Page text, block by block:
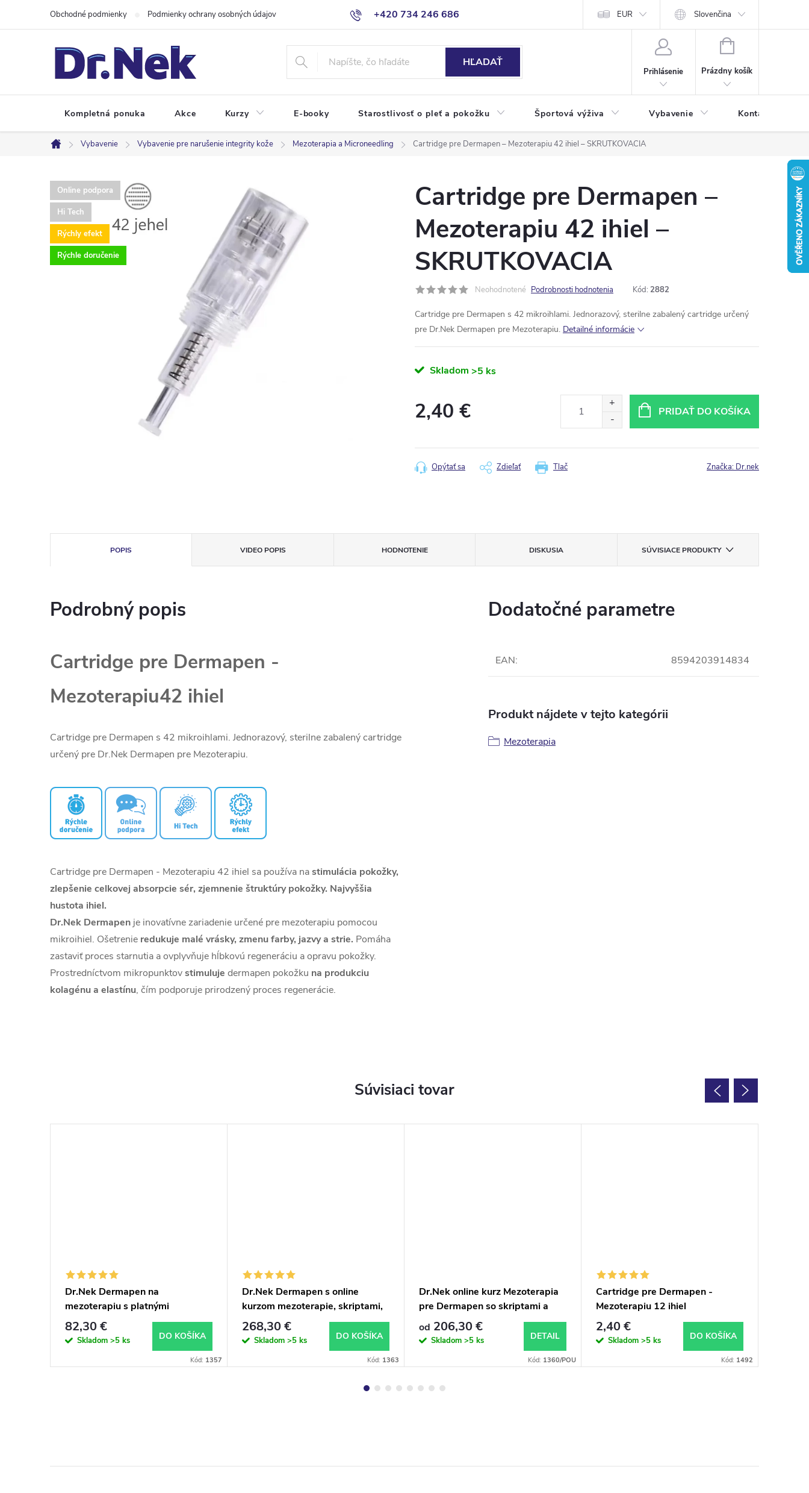
+420 734 246 686
Obchodné podmienky Podmienky ochrany osobných údajov EUR Slovenčina
HĽADAŤ
Prihlásenie
NÁKUPNÝ
Prázdny košík
Kompletná ponuka Akce Kurzy E-booky Starostlivosť o pleť a pokožku Športová výživa Vybavenie Kontakty
Domov
Vybavenie Vybavenie pre narušenie integrity kože Mezoterapia a Microneedling Cartridge pre Dermapen – Mezoterapiu 42 ihiel – SKRUTKOVACIA
Online podpora
Hi Tech
Rýchly efekt
Rýchle doručenie
Cartridge pre Dermapen –
Mezoterapiu 42 ihiel –
SKRUTKOVACIA
Neohodnotené Podrobnosti hodnotenia Kód: 2882
Cartridge pre Dermapen s 42 mikroihlami. Jednorazový, sterilne zabalený cartridge určený
pre Dr.Nek Dermapen pre Mezoterapiu. Detailné informácie
Skladom >5 ks
2,40 € PRIDAŤ DO KOŠÍKA
Tlač
Opýtať sa Zdieľať Značka: Dr.nek
POPIS VIDEO POPIS HODNOTENIE DISKUSIA SÚVISIACE PRODUKTY
Podrobný popis
Cartridge pre Dermapen -
Mezoterapiu42 ihiel
Cartridge pre Dermapen s 42 mikroihlami. Jednorazový, sterilne zabalený cartridge
určený pre Dr.Nek Dermapen pre Mezoterapiu.
Cartridge pre Dermapen - Mezoterapiu 42 ihiel sa používa nastimulácia pokožky,
zlepšenie celkovej absorpcie sér, zjemnenie štruktúry pokožky. Najvyššia
hustota ihiel.
Dr.Nek Dermapen je inovatívne zariadenie určené pre mezoterapiu pomocou
mikroihiel. Ošetrenie redukuje malé vrásky, zmenu farby, jazvy a strie. Pomáha
zastaviť proces starnutia a ovplyvňuje hĺbkovú regeneráciu a opravu pokožky.
Prostredníctvom mikropunktovstimuluje dermapen pokožku na produkciu
kolagénu a elastínu, čím podporuje prirodzený proces regenerácie.
Dodatočné parametre
EAN: 8594203914834
Produkt nájdete v tejto kategórii
Mezoterapia
Súvisiaci tovar
Dr.Nek Dermapen na
mezoterapiu s platnými
certifikátmi pre použitie v EÚ
plus Dr.Nek DNA sérum s PDRN
(DNA lososa) – na mezoterapiu a
mikroihličkovanie (dermapen) 10
82,30 €
Skladom >5 ks DO KOŠÍKA
Kód: 1357
Dr.Nek Dermapen s online
kurzom mezoterapie, skriptami,
certifikátom a Dr.Nek
Antiageing sérom ZDARMA –
268,30 €
Skladom >5 ks DO KOŠÍKA
Kód: 1363
Dr.Nek online kurz Mezoterapia
pre Dermapen so skriptami a
certifikátom
od 206,30 €
Skladom >5 ks DETAIL
Kód: 1360/POU
Cartridge pre Dermapen -
Mezoterapiu 12 ihiel
2,40 €
Skladom >5 ks DO KOŠÍKA
Kód: 1492